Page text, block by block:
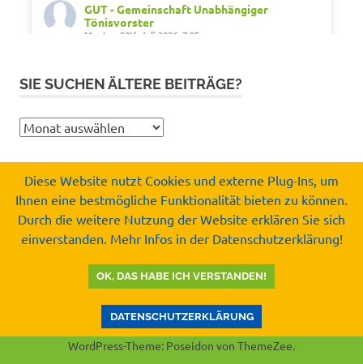
GUT - Gemeinschaft Unabhängiger
Tönisvorster
Montag 20th Juli 2026, 7:05
Wir wünschen schöne Ferien, Sonne und gute
#SommerferienNRW2026
#gemeinschaftunabhaengigertönisvorster
#tönisvorst
Video
GUT - Gemeinschaft Unabhängiger
Tönisvorster
Mittwoch 15th Juli 2026, 8:37
SIE SUCHEN ÄLTERE BEITRÄGE?
Sie
ältere
Beiträge?
Copyright by
Gemeinschaft Unabhängiger Tönisvorster e.V.
© 2008-2026
WordPress-Theme: Poseidon von ThemeZee.
Diese Website nutzt Cookies und externe Plug-Ins, um
Ihnen eine bestmögliche Funktionalität bieten zu können.
Durch die weitere Nutzung der Website erklären Sie sich
einverstanden. Mehr Infos in der Datenschutzerklärung!
OK, DAS HABE ICH VERSTANDEN!
DATENSCHUTZERKLÄRUNG